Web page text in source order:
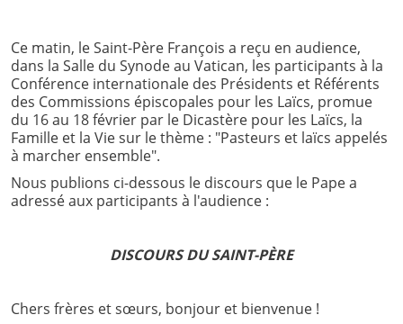
Ce matin, le Saint-Père François a reçu en audience,
dans la Salle du Synode au Vatican, les participants à la
Conférence internationale des Présidents et Référents
des Commissions épiscopales pour les Laïcs, promue
du 16 au 18 février par le Dicastère pour les Laïcs, la
Famille et la Vie sur le thème : "Pasteurs et laïcs appelés
à marcher ensemble".
Nous publions ci-dessous le discours que le Pape a
adressé aux participants à l'audience :
DISCOURS DU SAINT-PÈRE
Chers frères et sœurs, bonjour et bienvenue !